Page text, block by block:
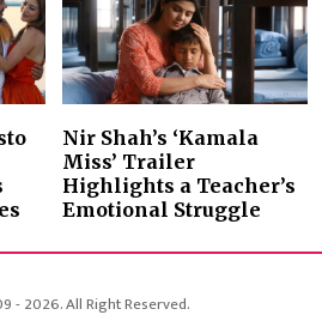
Nir Shah’s ‘Kamala
Miss’ Trailer
Highlights a Teacher’s
Emotional Struggle
- 2026. All Right Reserved.